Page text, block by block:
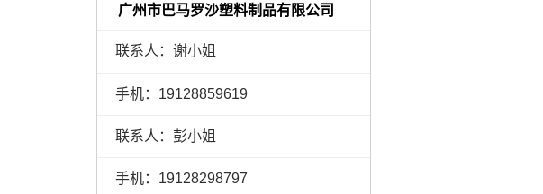
广州市巴马罗沙塑料制品有限公司
联系人：谢小姐
手机： 19128859619
联系人：彭小姐
手机： 19128298797